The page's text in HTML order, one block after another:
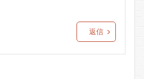
返信